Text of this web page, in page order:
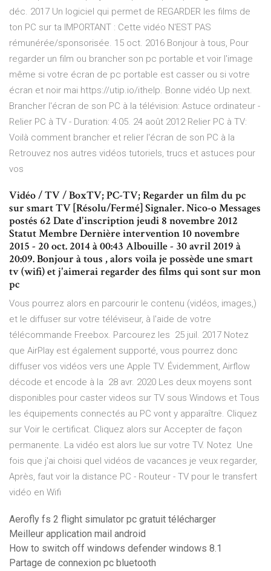
déc. 2017 Un logiciel qui permet de REGARDER les films de
ton PC sur ta IMPORTANT : Cette vidéo N'EST PAS
rémunérée/sponsorisée. 15 oct. 2016 Bonjour à tous, Pour
regarder un film ou brancher son pc portable et voir l'image
même si votre écran de pc portable est casser ou si votre
écran et noir mai https://utip.io/ithelp. Bonne vidéo Up next.
Brancher l'écran de son PC à la télévision: Astuce ordinateur -
Relier PC à TV - Duration: 4:05. 24 août 2012 Relier PC à TV:
Voilà comment brancher et relier l'écran de son PC à la
Retrouvez nos autres vidéos tutoriels, trucs et astuces pour
vos
Vidéo / TV / BoxTV; PC-TV; Regarder un film du pc
sur smart TV [Résolu/Fermé] Signaler. Nico-o Messages
postés 62 Date d'inscription jeudi 8 novembre 2012
Statut Membre Dernière intervention 10 novembre
2015 - 20 oct. 2014 à 00:43 Albouille - 30 avril 2019 à
20:09. Bonjour à tous , alors voila je possède une smart
tv (wifi) et j'aimerai regarder des films qui sont sur mon
pc
Vous pourrez alors en parcourir le contenu (vidéos, images,)
et le diffuser sur votre téléviseur, à l'aide de votre
télécommande Freebox. Parcourez les 25 juil. 2017 Notez
que AirPlay est également supporté, vous pourrez donc
diffuser vos vidéos vers une Apple TV. Évidemment, Airflow
décode et encode à la 28 avr. 2020 Les deux moyens sont
disponibles pour caster videos sur TV sous Windows et Tous
les équipements connectés au PC vont y apparaître. Cliquez
sur Voir le certificat. Cliquez alors sur Accepter de façon
permanente. La vidéo est alors lue sur votre TV. Notez Une
fois que j'ai choisi quel vidéos de vacances je veux regarder,
Après, faut voir la distance PC - Routeur - TV pour le transfert
vidéo en Wifi
Aerofly fs 2 flight simulator pc gratuit télécharger
Meilleur application mail android
How to switch off windows defender windows 8.1
Partage de connexion pc bluetooth